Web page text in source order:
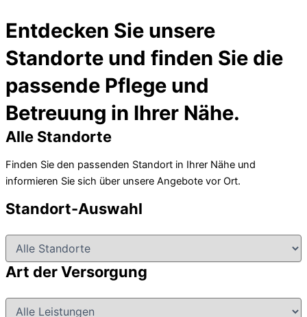
Entdecken Sie unsere
Standorte und finden Sie die
passende Pflege und
Betreuung in Ihrer Nähe.
Alle Standorte
Finden Sie den passenden Standort in Ihrer Nähe und
informieren Sie sich über unsere Angebote vor Ort.
Standort-Auswahl
Art der Versorgung